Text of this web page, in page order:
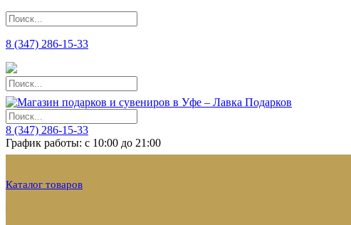
8 (347) 286-15-33
8 (347) 286-15-33
График работы: с 10:00 до 21:00
Каталог товаров